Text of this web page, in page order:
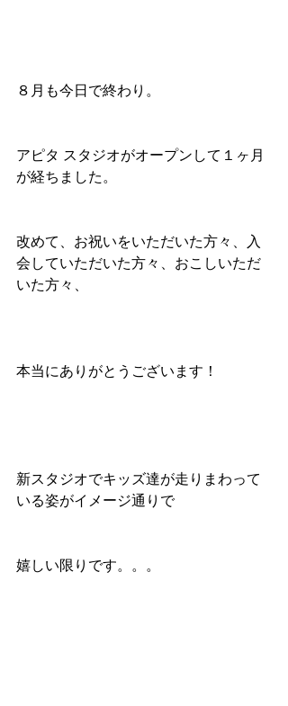
８月も今日で終わり。
アピタ スタジオがオープンして１ヶ月
が経ちました。
改めて、お祝いをいただいた方々、入
会していただいた方々、おこしいただ
いた方々、
本当にありがとうございます！
新スタジオでキッズ達が走りまわって
いる姿がイメージ通りで
嬉しい限りです。。。